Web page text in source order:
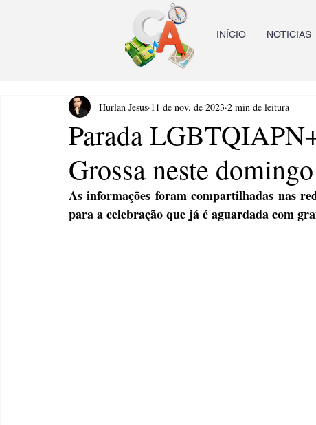
INÍCIO NOTICIAS
Parada
Grossa neste
Hurlan Jesus 11 de nov. de 2023 2 min de leitura
As informações foram compartilhadas nas
para a celebração que já é aguardada com